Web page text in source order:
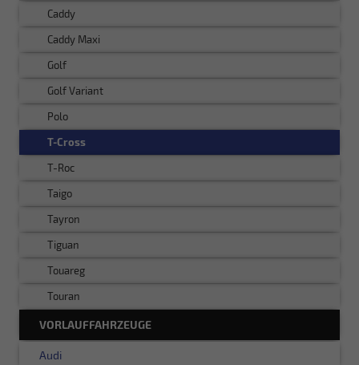
Caddy
Caddy Maxi
Golf
Golf Variant
Polo
T-Cross
T-Roc
Taigo
Tayron
Tiguan
Touareg
Touran
VORLAUFFAHRZEUGE
Audi